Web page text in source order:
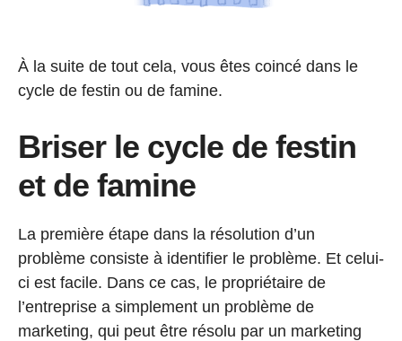
À la suite de tout cela, vous êtes coincé dans le
cycle de festin ou de famine.
Briser le cycle de festin
et de famine
La première étape dans la résolution d’un
problème consiste à identifier le problème. Et celui-
ci est facile. Dans ce cas, le propriétaire de
l’entreprise a simplement un problème de
marketing, qui peut être résolu par un marketing